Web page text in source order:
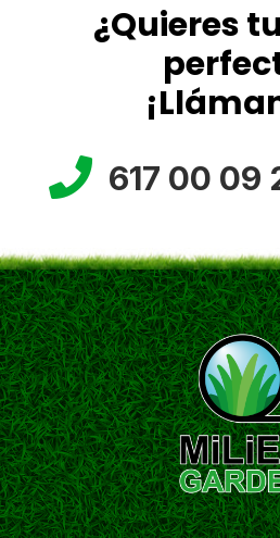
¿Quieres
 617 00 09